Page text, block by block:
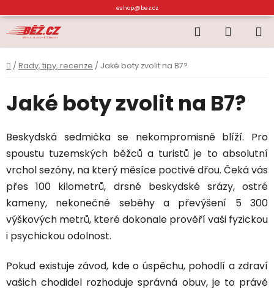
na
obsah
eshop@bez.cz
Hledat
KOŠÍK
Domů
/ Rady, tipy, recenze / Jaké boty zvolit na B7?
Jaké boty zvolit na B7?
Beskydská sedmička se nekompromisně blíží. Pro
spoustu tuzemských běžců a turistů je to absolutní
vrchol sezóny, na který měsíce poctivě dřou. Čeká vás
přes 100 kilometrů, drsné beskydské srázy, ostré
kameny, nekonečné seběhy a převýšení 5 300
výškových metrů, které dokonale prověří vaši fyzickou
i psychickou odolnost.
Pokud existuje závod, kde o úspěchu, pohodlí a zdraví
vašich chodidel rozhoduje správná obuv, je to právě